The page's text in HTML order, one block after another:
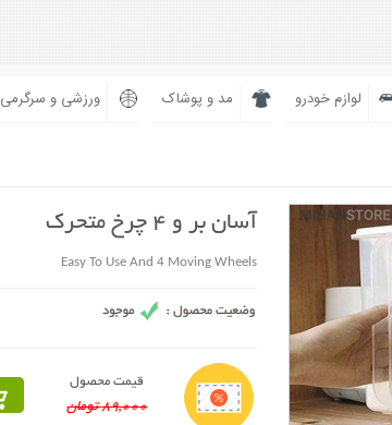
لوازم خودرو مد و پوشاک ورزشی و سرگرمی
آسان بر و 4 چرخ متحرک
Easy To Use And 4 Moving Wheels
قیمت محصول
89,000 تومان